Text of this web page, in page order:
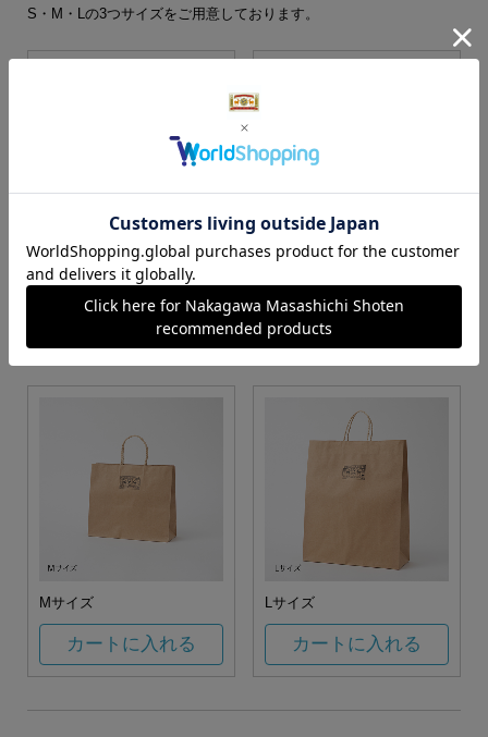
S・M・Lの3つサイズをご用意しております。
S・M・Lサイズより当店に
お任せ
カートに入れる カートに入れる
Mサイズ
カートに入れる
Lサイズ
カートに入れる